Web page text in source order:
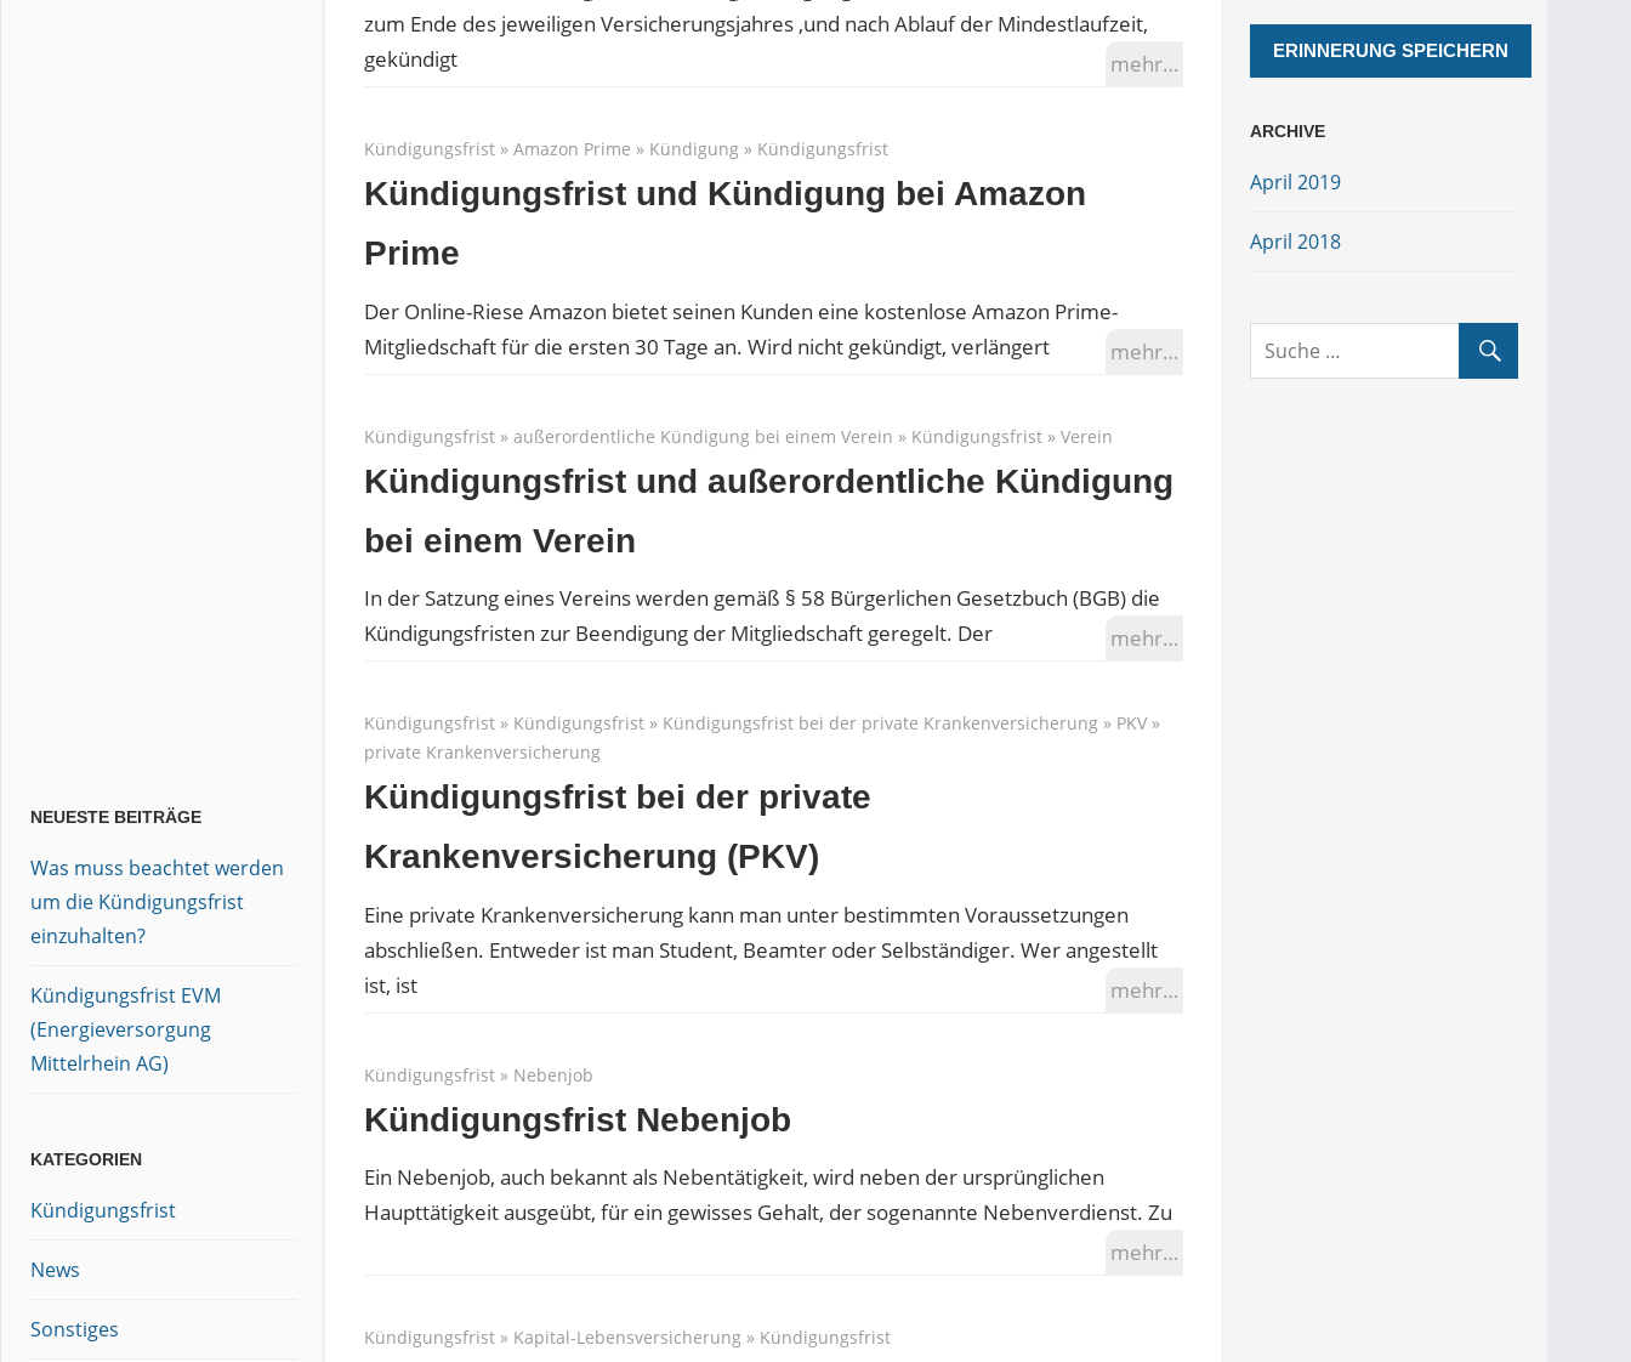
zum Ende des jeweiligen Versicherungsjahres ,und nach Ablauf der Mindestlaufzeit,
gekündigt
mehr…
Kündigungsfrist» Amazon Prime » Kündigung» Kündigungsfrist
Kündigungsfrist und Kündigung bei Amazon
Prime
Der Online-Riese Amazon bietet seinen Kunden eine kostenlose Amazon Prime-
Mitgliedschaft für die ersten 30 Tage an. Wird nicht gekündigt, verlängert
mehr…
Kündigungsfrist» außerordentliche Kündigung bei einem Verein » Kündigungsfrist» Verein
Kündigungsfrist und außerordentliche Kündigung
bei einem Verein
In der Satzung eines Vereins werden gemäß § 58 Bürgerlichen Gesetzbuch (BGB) die
Kündigungsfristen zur Beendigung der Mitgliedschaft geregelt. Der
mehr…
Kündigungsfrist» Kündigungsfrist» Kündigungsfrist bei der private Krankenversicherung» PKV»
private Krankenversicherung
Kündigungsfrist bei der private
Krankenversicherung (PKV)
Eine private Krankenversicherung kann man unter bestimmten Voraussetzungen
abschließen. Entweder ist man Student, Beamter oder Selbständiger. Wer angestellt
ist, ist
mehr…
Kündigungsfrist» Nebenjob
Kündigungsfrist Nebenjob
Ein Nebenjob, auch bekannt als Nebentätigkeit, wird neben der ursprünglichen
Haupttätigkeit ausgeübt, für ein gewisses Gehalt, der sogenannte Nebenverdienst. Zu
mehr…
Kündigungsfrist» Kapital-Lebensversicherung» Kündigungsfrist
NEUESTE BEITRÄGE
Was muss beachtet werden
um die Kündigungsfrist
einzuhalten?
Kündigungsfrist EVM
(Energieversorgung
Mittelrhein AG)
KATEGORIEN
Kündigungsfrist
News
Sonstiges
ARCHIVE
April 2019
April 2018